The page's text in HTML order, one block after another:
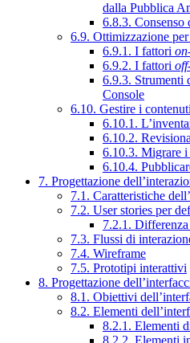
dalla Pubblica
6.8.3. Consenso
6.9. Ottimizzazione
6.9.1. I fattori
6.9.2. I fattori
6.9.3. Strumenti
Console
6.10. Gestire i contenuti
6.10.1.
6.10.2.
6.10.3. Migrare i
6.10.4.
7. Progettazione
7.1. Caratteristiche
7.2. User stories per
7.2.1. Differenza
7.3. Flussi di
7.4. Wireframe
7.5. Prototipi interattivi
8. Progettazione
8.1. Obiettivi
8.2. Elementi
8.2.1. Elementi
8.2.2. Elementi